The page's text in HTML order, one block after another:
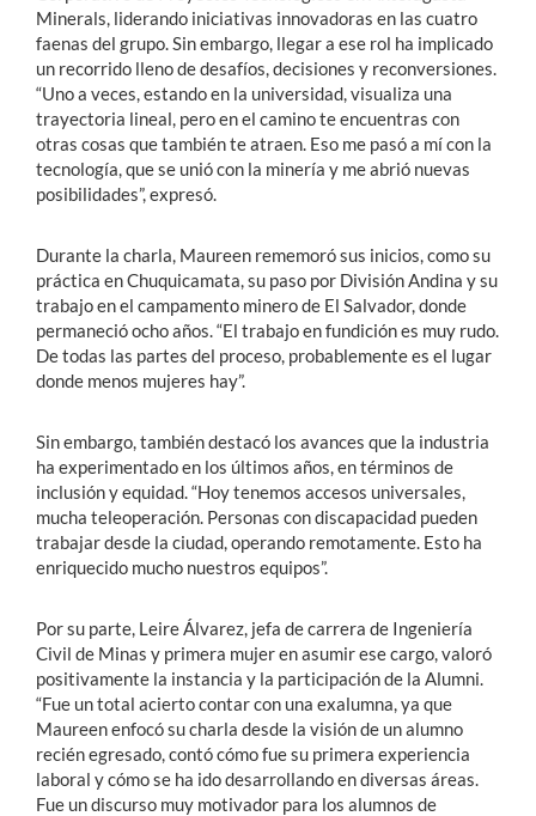
Minerals, liderando iniciativas innovadoras en las cuatro
faenas del grupo. Sin embargo, llegar a ese rol ha implicado
un recorrido lleno de desafíos, decisiones y reconversiones.
“Uno a veces, estando en la universidad, visualiza una
trayectoria lineal, pero en el camino te encuentras con
otras cosas que también te atraen. Eso me pasó a mí con la
tecnología, que se unió con la minería y me abrió nuevas
posibilidades”, expresó.
Durante la charla, Maureen rememoró sus inicios, como su
práctica en Chuquicamata, su paso por División Andina y su
trabajo en el campamento minero de El Salvador, donde
permaneció ocho años. “El trabajo en fundición es muy rudo.
De todas las partes del proceso, probablemente es el lugar
donde menos mujeres hay”.
Sin embargo, también destacó los avances que la industria
ha experimentado en los últimos años, en términos de
inclusión y equidad. “Hoy tenemos accesos universales,
mucha teleoperación. Personas con discapacidad pueden
trabajar desde la ciudad, operando remotamente. Esto ha
enriquecido mucho nuestros equipos”.
Por su parte, Leire Álvarez, jefa de carrera de Ingeniería
Civil de Minas y primera mujer en asumir ese cargo, valoró
positivamente la instancia y la participación de la Alumni.
“Fue un total acierto contar con una exalumna, ya que
Maureen enfocó su charla desde la visión de un alumno
recién egresado, contó cómo fue su primera experiencia
laboral y cómo se ha ido desarrollando en diversas áreas.
Fue un discurso muy motivador para los alumnos de